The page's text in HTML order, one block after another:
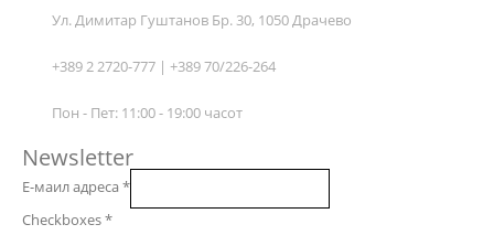
Ул. Димитар Гуштанов Бр. 30, 1050 Драчево
+389 2 2720-777 | +389 70/226-264
Пон - Пет: 11:00 - 19:00 часот
Newsletter
Е-маил адреса*
Checkboxes*